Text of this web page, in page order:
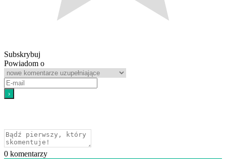
Subskrybuj
Powiadom o
0 komentarzy